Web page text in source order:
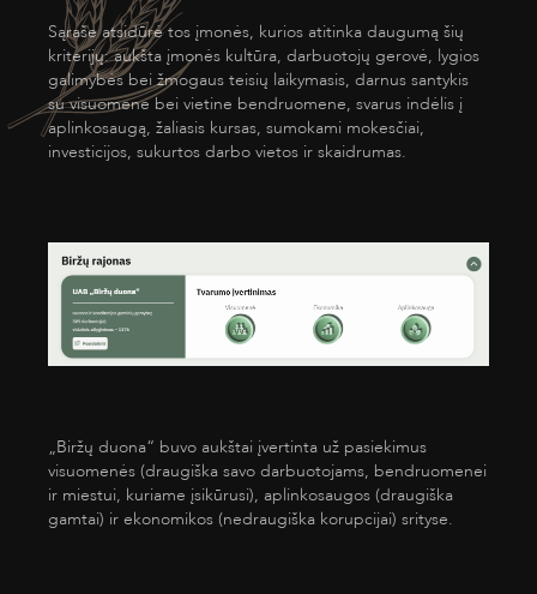
Sąraše atsidūrė tos įmonės, kurios atitinka daugumą šių
kriterijų: aukšta įmonės kultūra, darbuotojų gerovė, lygios
galimybės bei žmogaus teisių laikymasis, darnus santykis
su visuomene bei vietine bendruomene, svarus indėlis į
aplinkosaugą, žaliasis kursas, sumokami mokesčiai,
investicijos, sukurtos darbo vietos ir skaidrumas.
„Biržų duona“ buvo aukštai įvertinta už pasiekimus
visuomenės (draugiška savo darbuotojams, bendruomenei
ir miestui, kuriame įsikūrusi), aplinkosaugos (draugiška
gamtai) ir ekonomikos (nedraugiška korupcijai) srityse.